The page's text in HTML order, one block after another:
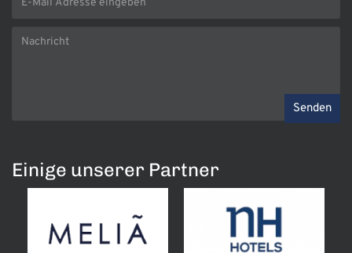
Senden
Einige unserer Partner